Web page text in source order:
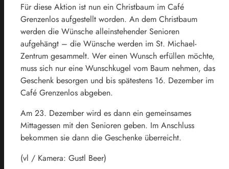
Für diese Aktion ist nun ein Christbaum im Café
Grenzenlos aufgestellt worden. An dem Christbaum
werden die Wünsche alleinstehender Senioren
aufgehängt – die Wünsche werden im St. Michael-
Zentrum gesammelt. Wer einen Wunsch erfüllen möchte,
muss sich nur eine Wunschkugel vom Baum nehmen, das
Geschenk besorgen und bis spätestens 16. Dezember im
Café Grenzenlos abgeben.
Am 23. Dezember wird es dann ein gemeinsames
Mittagessen mit den Senioren geben. Im Anschluss
bekommen sie dann die Geschenke überreicht.
(vl / Kamera: Gustl Beer)